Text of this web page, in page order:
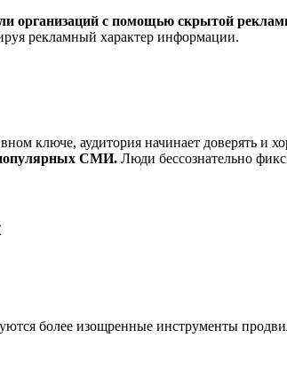
организаций с помощью скрытой
рекламный характер информации.
ключе, аудитория начинает доверять и
популярных СМИ. Люди бессознательно
более изощренные инструменты